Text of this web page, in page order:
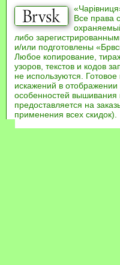
Все права
либо
и/или подготовлены
Любое копирование,
узоров, текстов и кодов
не используются.
искажений в
особенностей вышивания
предоставляется на
применения всех скидок).